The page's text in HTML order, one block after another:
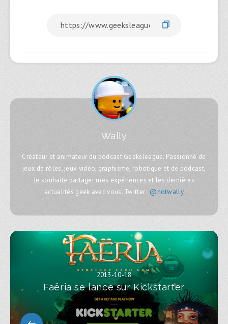
Wally
Créateur et animateur du podcast Geeksleague. Passionné de
jeux de rôles, jeux vidéo, graphisme, robotique et de podcast,
Je souhaite partager mes expériences et les dernières
actualités geek avec vous. Twitter : @notwally
2013-10-18
Faëria se lance sur Kickstarter